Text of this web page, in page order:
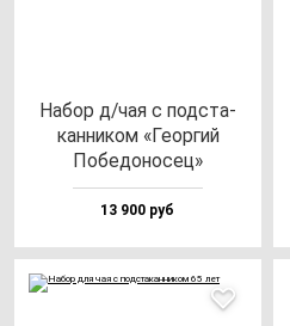
Набор д/чая с под­ста­
кан­ни­ком «Геор­гий
Побе­до­но­сец»
13 900 руб